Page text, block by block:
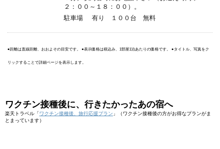
２：００～１８：００）。
駐車場
有り １００台 無料
●距離は直線距離、おおよその目安です。 ●表示価格は税込み、1部屋1泊あたりの価格です。 ●タイトル、写真をク
リックすることで詳細ページを表示します。
ワクチン接種後に、行きたかったあの宿へ
楽天トラベル「ワクチン接種後、旅行応援プラン 」（ワクチン接種後の方がお得なプランがま
とまっています）